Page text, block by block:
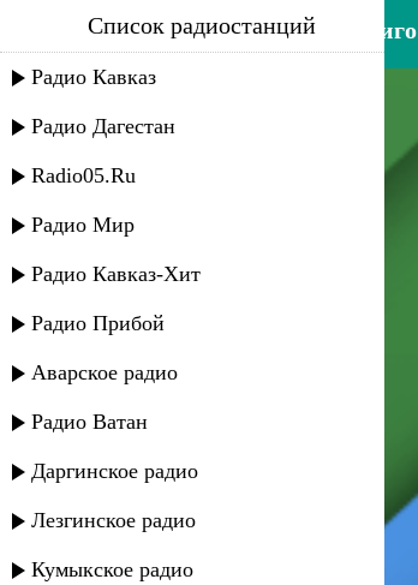
расул магомедов - иго-иго-иго
Список радиостанций
Радио Кавказ
Радио Дагестан
Radio05.Ru
Радио Мир
Радио Кавказ-Хит
Радио Прибой
Аварское радио
Радио Ватан
Даргинское радио
Лезгинское радио
Кумыкское радио